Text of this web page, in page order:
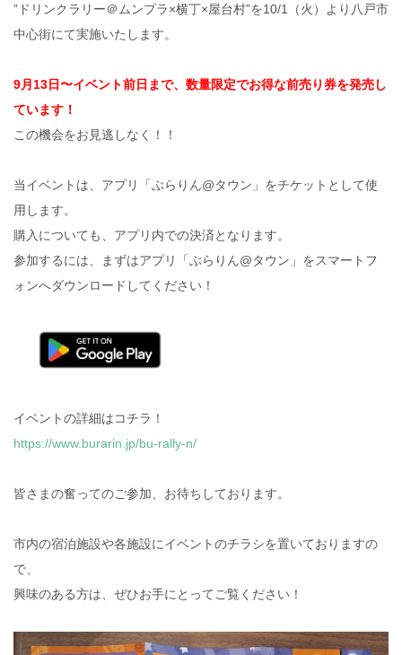
”ドリンクラリー＠ムンプラ×横丁×屋台村”を10/1（火）より八戸市
中心街にて実施いたします。
9月13日〜イベント前日まで、数量限定でお得な前売り券を発売し
ています！
この機会をお見逃しなく！！
当イベントは、アプリ「ぶらりん@タウン」をチケットとして使
用します。
購入についても、アプリ内での決済となります。
参加するには、まずはアプリ「ぶらりん@タウン」をスマートフ
ォンへダウンロードしてください！
イベントの詳細はコチラ！
https://www.burarin.jp/bu-rally-n/
皆さまの奮ってのご参加、お待ちしております。
市内の宿泊施設や各施設にイベントのチラシを置いておりますの
で、
興味のある方は、ぜひお手にとってご覧ください！